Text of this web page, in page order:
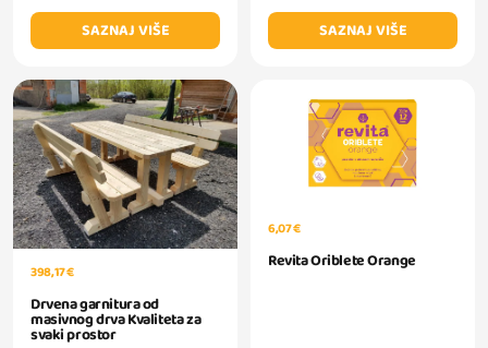
SAZNAJ VIŠE
SAZNAJ VIŠE
398,17 €
Drvena garnitura od
masivnog drva Kvaliteta za
svaki prostor
6,07 €
Revita Oriblete Orange